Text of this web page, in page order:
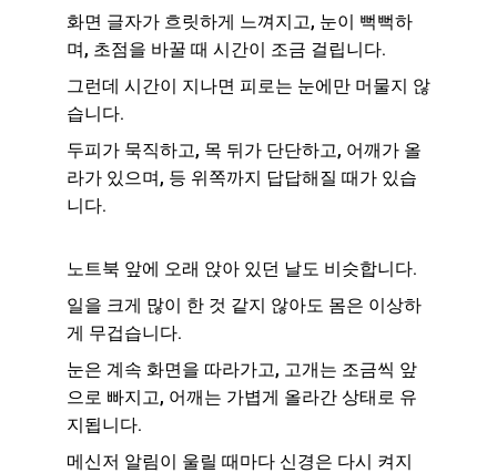
화면 글자가 흐릿하게 느껴지고, 눈이 뻑뻑하
며, 초점을 바꿀 때 시간이 조금 걸립니다.
그런데 시간이 지나면 피로는 눈에만 머물지 않
습니다.
두피가 묵직하고, 목 뒤가 단단하고, 어깨가 올
라가 있으며, 등 위쪽까지 답답해질 때가 있습
니다.
노트북 앞에 오래 앉아 있던 날도 비슷합니다.
일을 크게 많이 한 것 같지 않아도 몸은 이상하
게 무겁습니다.
눈은 계속 화면을 따라가고, 고개는 조금씩 앞
으로 빠지고, 어깨는 가볍게 올라간 상태로 유
지됩니다.
메신저 알림이 울릴 때마다 신경은 다시 켜지